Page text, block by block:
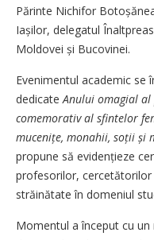
Părinte Nichifor
Iașilor, delegatul
Moldovei și Bucovinei.
Evenimentul academic se
dedicateAnului omagial
comemorativ al sfintelor
mucenițe, monahii, soții și
propune să eviden­țieze
profesorilor,
străinătate în domeniul
Momentul a început cu